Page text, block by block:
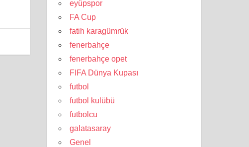
eyüpspor
FA Cup
fatih karagümrük
fenerbahçe
fenerbahçe opet
FIFA Dünya Kupası
futbol
futbol kulübü
futbolcu
galatasaray
Genel